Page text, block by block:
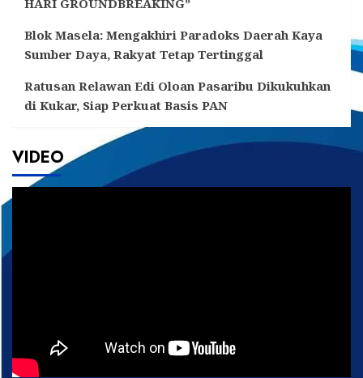
HARI GROUNDBREAKING”
Blok Masela: Mengakhiri Paradoks Daerah Kaya
Sumber Daya, Rakyat Tetap Tertinggal
Ratusan Relawan Edi Oloan Pasaribu Dikukuhkan
di Kukar, Siap Perkuat Basis PAN
VIDEO